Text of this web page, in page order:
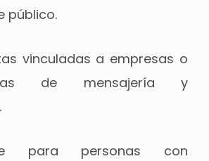
público.
vinculadas a empresas o
de mensajería y
para personas con